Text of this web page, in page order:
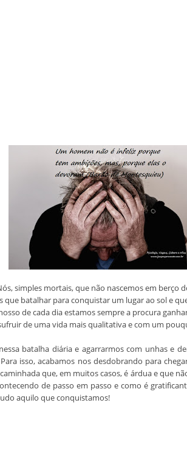
simples mortais, que não nascemos em berço
que batalhar para conquistar um lugar ao sol e
de cada dia estamos sempre a procura
de uma vida mais qualitativa e com um
batalha diária e agarrarmos com unhas e
isso, acabamos nos desdobrando para
que, em muitos casos, é árdua e que
de passo em passo e como é
aquilo que conquistamos!